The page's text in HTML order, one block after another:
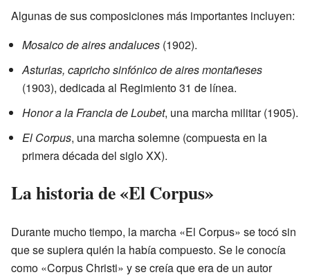
Algunas de sus composiciones más importantes incluyen:
Mosaico de aires andaluces (1902).
Asturias, capricho sinfónico de aires montañeses
(1903), dedicada al Regimiento 31 de línea.
Honor a la Francia de Loubet, una marcha militar (1905).
El Corpus, una marcha solemne (compuesta en la
primera década del siglo XX).
La historia de «El Corpus»
Durante mucho tiempo, la marcha «El Corpus» se tocó sin
que se supiera quién la había compuesto. Se le conocía
como «Corpus Christi» y se creía que era de un autor